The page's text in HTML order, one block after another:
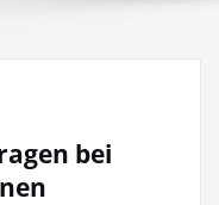
bei